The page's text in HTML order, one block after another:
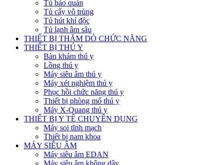
Tủ bảo quản
Tủ cấy vô trùng
Tủ hút khí độc
Tủ lạnh âm sâu
THIẾT BỊ THĂM DÒ CHỨC NĂNG
THIẾT BỊ THÚ Y
Bàn khám thú y
Lồng thú y
Máy siêu âm thú y
Máy xét nghiệm thú y
Phục hồi chức năng thú y
Thiết bị phòng mổ thú y
Máy X-Quang thú y
THIẾT BỊ Y TẾ CHUYÊN DỤNG
Máy soi tĩnh mạch
Thiết bị nam khoa
MÁY SIÊU ÂM
Máy siêu âm EDAN
Máy siêu âm không dây